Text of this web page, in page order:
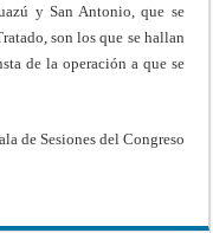
y San Antonio, que se
son los que se hallan
de la operación a que se
de Sesiones del Congreso